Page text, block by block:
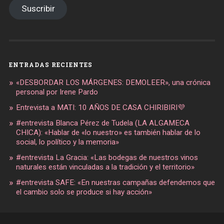
Suscribir
ENTRADAS RECIENTES
«DESBORDAR LOS MÁRGENES: DEMOLEER», una crónica
personal por Irene Pardo
Entrevista a MATI: 10 AÑOS DE CASA CHIRIBIRI💜
#entrevista Blanca Pérez de Tudela (LA ALGAMECA
CHICA): «Hablar de «lo nuestro» es también hablar de lo
social, lo político y la memoria»
#entrevista La Gracia: «Las bodegas de nuestros vinos
naturales están vinculadas a la tradición y el territorio»
#entrevista SAFE: «En nuestras campañas defendemos que
el cambio solo se produce si hay acción»